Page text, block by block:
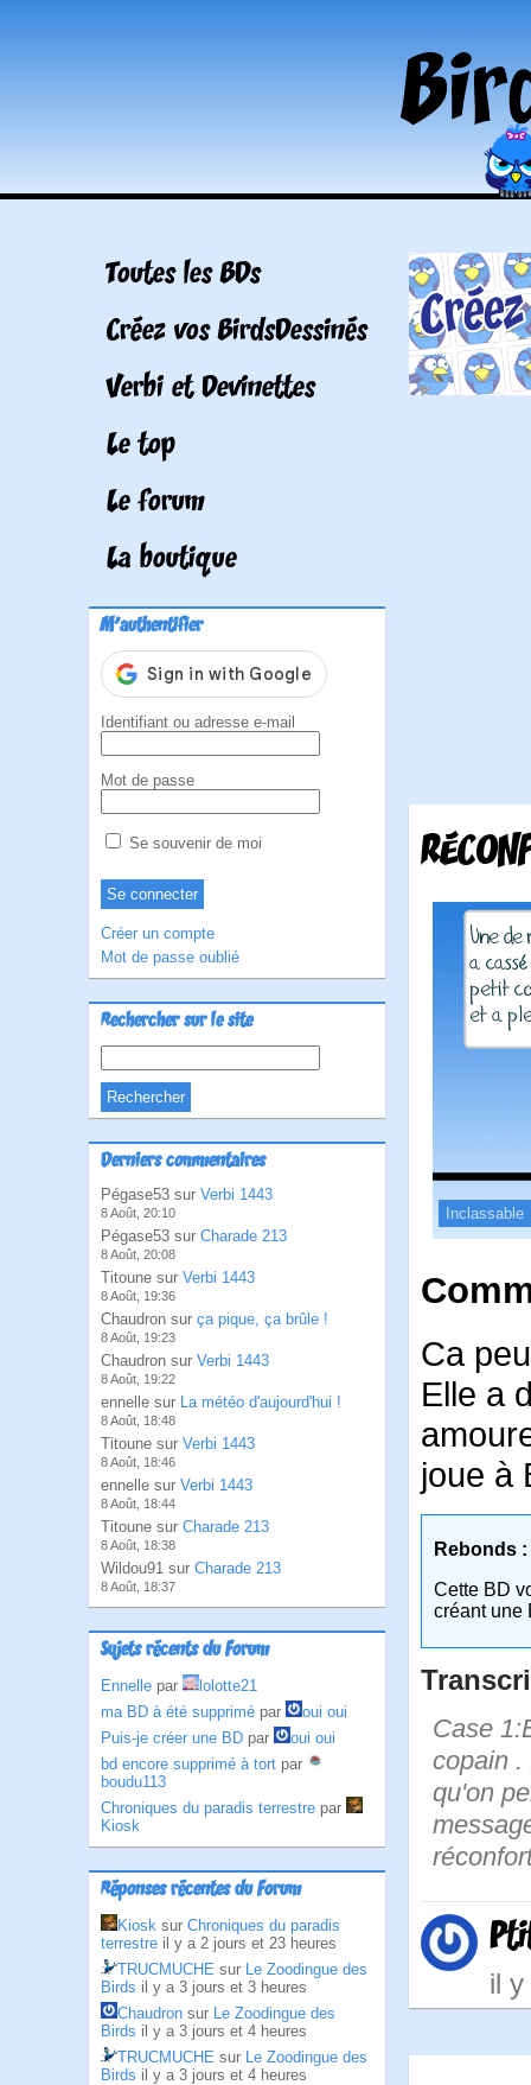
Toutes les BDs
Créez vos BirdsDessinés
Verbi et Devinettes
Le top
Le forum
La boutique
M'authentifier
Identifiant ou adresse e-mail
Mot de passe
Se souvenir de moi
Créer un compte
Mot de passe oublié
Rechercher sur le site
Derniers commentaires
Pégase53 sur Verbi 1443
8 Août, 20:10
Pégase53 sur Charade 213
8 Août, 20:08
Titoune sur Verbi 1443
8 Août, 19:36
Chaudron sur ça pique, ça brûle !
8 Août, 19:23
Chaudron sur Verbi 1443
8 Août, 19:22
ennelle sur La météo d'aujourd'hui !
8 Août, 18:48
Titoune sur Verbi 1443
8 Août, 18:46
ennelle sur Verbi 1443
8 Août, 18:44
Titoune sur Charade 213
8 Août, 18:38
Wildou91 sur Charade 213
8 Août, 18:37
Sujets récents du Forum
Ennelle par
lolotte21
ma BD à été supprimé par
oui oui
Puis-je créer une BD par
oui oui
bd encore supprimé à tort par
boudu113
Chroniques du paradis terrestre par
Kiosk
Réponses récentes du Forum
Kiosk sur Chroniques du paradis
terrestre il y a 2 jours et 23 heures
TRUCMUCHE sur Le Zoodingue des
Birds il y a 3 jours et 3 heures
Chaudron sur Le Zoodingue des
Birds il y a 3 jours et 4 heures
TRUCMUCHE sur Le Zoodingue des
Birds il y a 3 jours et 4 heures
Inclassable
Ca
Elle a
joue à
Rebonds :
Cette BD
créant une
Case
copain .
qu'on
il y